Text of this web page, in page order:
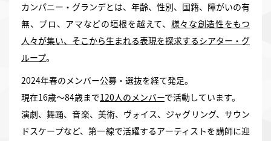
カンパニー・グランデとは、年齢、性別、国籍、障がいの有
無、プロ、アマなどの垣根を越えて、 様々な創造性をもつ
人々が集い、そこから生まれる表現を探求するシアター・グ
ループ。
2024年春のメンバー公募・選抜を経て発足。
現在16歳～84歳まで120人のメンバーで活動しています。
演劇、舞踊、音楽、美術、ヴォイス、ジャグリング、サウン
ドスケープなど、第一線で活躍するアーティストを講師に迎